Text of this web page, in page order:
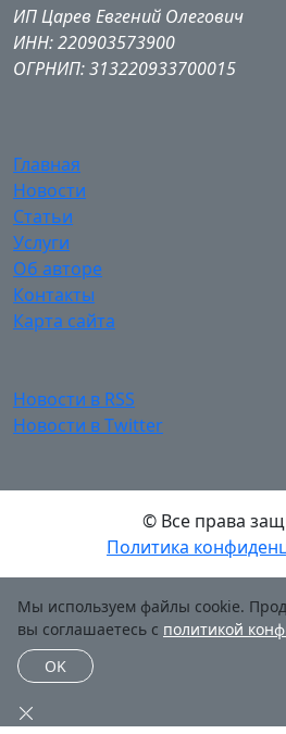
ИП Царев Евгений Олегович
ИНН: 220903573900
ОГРНИП: 313220933700015
Главная
Новости
Статьи
Услуги
Об авторе
Контакты
Карта сайта
Новости в RSS
Новости в Twitter
© Все права
Политика
Мы используем файлы cookie.
вы соглашаетесь с политикой
OK